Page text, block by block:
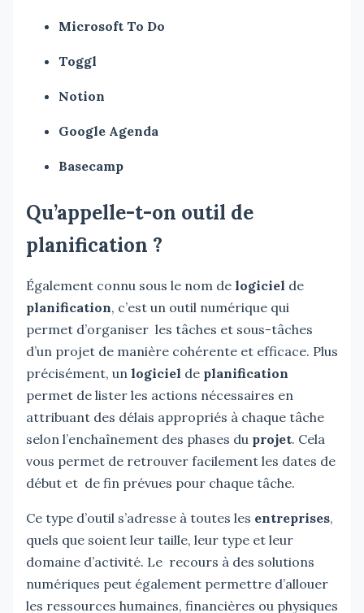
Microsoft To Do
Toggl
Notion
Google Agenda
Basecamp
Qu’appelle-t-on outil de
planification ?
Également connu sous le nom de logiciel de
planification, c’est un outil numérique qui
permet d’organiser les tâches et sous-tâches
d’un projet de manière cohérente et efficace. Plus
précisément, un logiciel de planification
permet de lister les actions nécessaires en
attribuant des délais appropriés à chaque tâche
selon l’enchaînement des phases du projet. Cela
vous permet de retrouver facilement les dates de
début et de fin prévues pour chaque tâche.
Ce type d’outil s’adresse à toutes les entreprises,
quels que soient leur taille, leur type et leur
domaine d’activité. Le recours à des solutions
numériques peut également permettre d’allouer
les ressources humaines, financières ou physiques